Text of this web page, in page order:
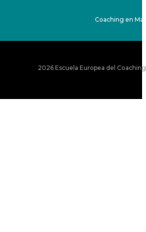
Coaching en
2026 Escuela Europea del Coaching